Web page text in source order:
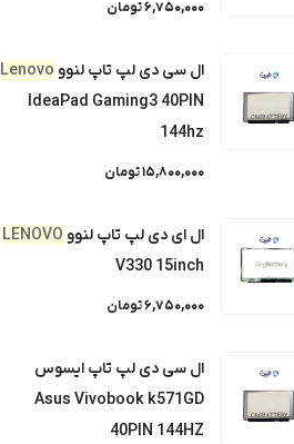
6,750,000 تومان
ال سی دی لپ تاپ لنوو Lenovo
IdeaPad Gaming3 40PIN
144hz
15,800,000 تومان
ال ای دی لپ تاپ لنوو LENOVO
V330 15inch
6,750,000 تومان
ال سی دی لپ تاپ ایسوس
Asus Vivobook k571GD
40PIN 144HZ